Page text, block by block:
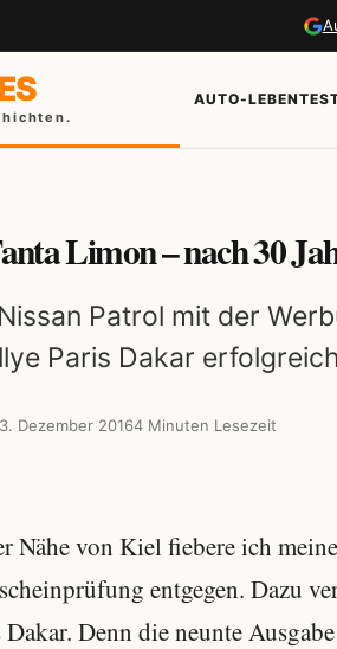
AUTO-LEBEN
Limon – nach 30
Patrol mit der
Paris Dakar
Dezember 20164 Minuten Lesezeit
Nähe von Kiel fiebere ich
entgegen. Dazu
Denn die neunte